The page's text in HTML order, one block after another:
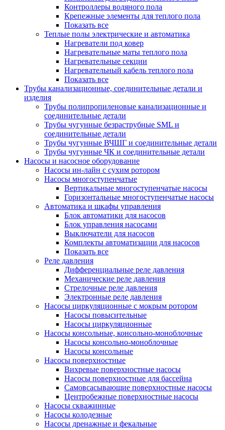
Контроллеры водяного пола
Крепежные элементы для теплого пола
Показать все
Теплые полы электрические и автоматика
Нагреватели под ковер
Нагревательные маты теплого пола
Нагревательные секции
Нагревательный кабель теплого пола
Показать все
Трубы канализационные, соединительные детали и
изделия
Трубы полипропиленовые канализационные и
соединительные детали
Трубы чугунные безраструбные SML и
соединительные детали
Трубы чугунные ВЧШГ и соединительные детали
Трубы чугунные ЧК и соединительные детали
Насосы и насосное оборудование
Насосы ин-лайн с сухим ротором
Насосы многоступенчатые
Вертикальные многоступенчатые насосы
Горизонтальные многоступенчатые насосы
Автоматика и шкафы управления
Блок автоматики для насосов
Блок управления насосами
Выключатели для насосов
Комплекты автоматизации для насосов
Показать все
Реле давления
Дифференциальные реле давления
Механические реле давления
Стрелочные реле давления
Электронные реле давления
Насосы циркуляционные с мокрым ротором
Насосы повысительные
Насосы циркуляционные
Насосы консольные, консольно-моноблочные
Насосы консольно-моноблочные
Насосы консольные
Насосы поверхностные
Вихревые поверхностные насосы
Насосы поверхностные для бассейна
Самовсасывающие поверхностные насосы
Центробежные поверхностные насосы
Насосы скважинные
Насосы колодезные
Насосы дренажные и фекальные